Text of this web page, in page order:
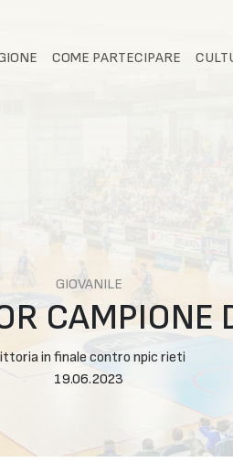
COME PARTECIPARE
GIOVANILE
CAMPIONE
in finale contro npic rieti
19.06.2023